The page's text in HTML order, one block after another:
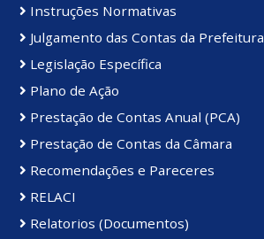
Instruções Normativas
Julgamento das Contas da Prefeitura
Legislação Específica
Plano de Ação
Prestação de Contas Anual (PCA)
Prestação de Contas da Câmara
Recomendações e Pareceres
RELACI
Relatorios (Documentos)